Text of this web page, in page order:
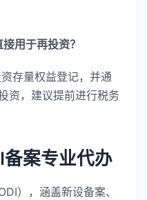
用于再投资？
存量权益登记，并通
资，建议提前进行税务
案专业代办
），涵盖新设备案、